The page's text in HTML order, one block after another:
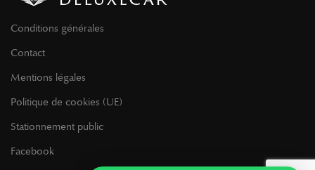
Conditions générales
Contact
Mentions légales
Politique de cookies (UE)
Stationnement public
Facebook